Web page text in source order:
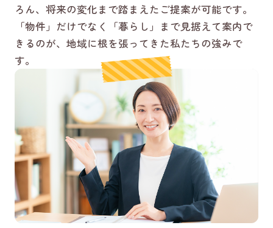
ろん、将来の変化まで踏まえたご提案が可能です。
「物件」だけでなく「暮らし」まで見据えて案内で
きるのが、地域に根を張ってきた私たちの強みで
す。